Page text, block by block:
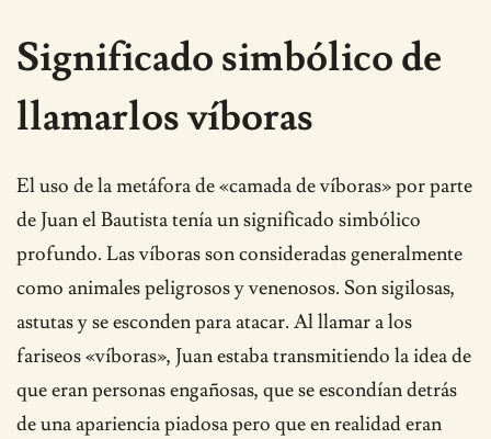
Significado simbólico de
llamarlos víboras
El uso de la metáfora de «camada de víboras» por parte
de Juan el Bautista tenía un significado simbólico
profundo. Las víboras son consideradas generalmente
como animales peligrosos y venenosos. Son sigilosas,
astutas y se esconden para atacar. Al llamar a los
fariseos «víboras», Juan estaba transmitiendo la idea de
que eran personas engañosas, que se escondían detrás
de una apariencia piadosa pero que en realidad eran